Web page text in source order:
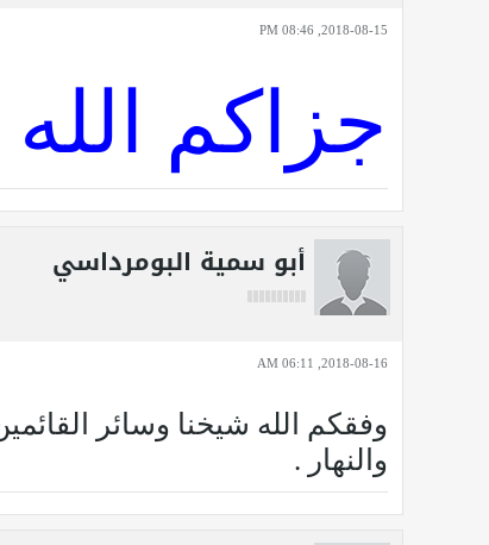
2018-08-15, 08:46 PM
جزاكم الله
أبو سمية البومرداسي
2018-08-16, 06:11 AM
وفقكم الله شيخنا وسائر
والنهار .